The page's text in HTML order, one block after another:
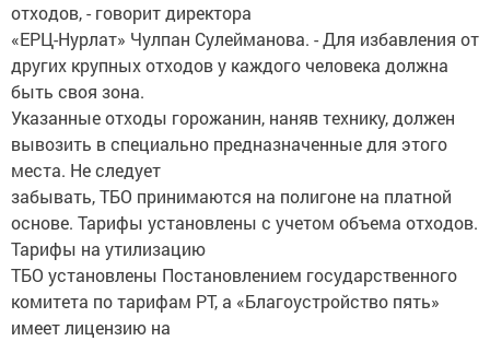
отходов, - говорит директора
«ЕРЦ-Нурлат» Чулпан Сулейманова. - Для избавления от
других крупных отходов у каждого человека должна
быть своя зона.
Указанные отходы горожанин, наняв технику, должен
вывозить в специально предназначенные для этого
места. Не следует
забывать, ТБО принимаются на полигоне на платной
основе. Тарифы установлены с учетом объема отходов.
Тарифы на утилизацию
ТБО установлены Постановлением государственного
комитета по тарифам РТ, а «Благоустройство пять»
имеет лицензию на